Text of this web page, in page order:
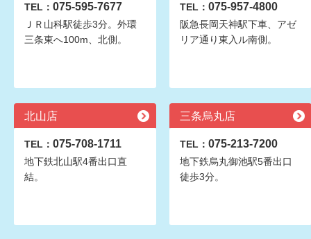
TEL： 075-595-7677
ＪＲ山科駅徒歩3分。外環
三条東へ100m、北側。
TEL： 075-957-4800
阪急長岡天神駅下車、アゼ
リア通り東入ル南側。
北山店
TEL： 075-708-1711
地下鉄北山駅4番出口直
結。
三条烏丸店
TEL： 075-213-7200
地下鉄烏丸御池駅5番出口
徒歩3分。